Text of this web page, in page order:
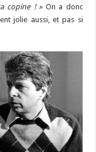
copine ! » On a donc
jolie aussi, et pas si